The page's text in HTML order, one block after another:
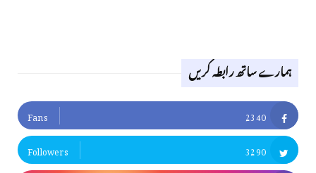
ہمارے ساتھ رابطہ کریں
2340
Fans
3290
Followers